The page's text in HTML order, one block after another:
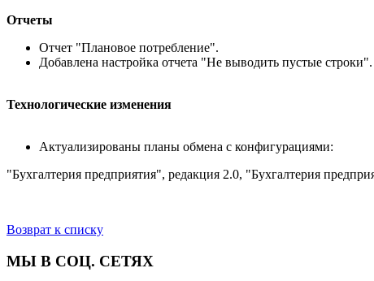
Отчеты
Отчет "Плановое потребление".
Добавлена настройка отчета "Не выводить пустые строки".
Технологические изменения
Актуализированы планы обмена с конфигурациями:
"Бухгалтерия предприятия", редакция 2.0, "Бухгалтерия
Возврат к списку
МЫ В СОЦ. СЕТЯХ